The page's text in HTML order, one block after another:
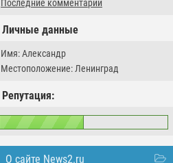
Последние комментарии
Личные данные
Имя: Александр
Местоположение: Ленинград
Репутация:
О сайте News2.ru